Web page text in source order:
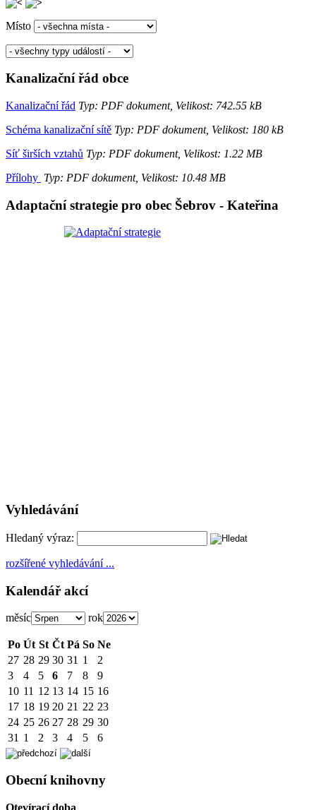
Místo
Kanalizační řád obce
Kanalizační řád Typ: PDF dokument, Velikost: 742.55 kB
Schéma kanalizační sítě Typ: PDF dokument, Velikost: 180 kB
Síť širších vztahů Typ: PDF dokument, Velikost: 1.22 MB
Přílohy Typ: PDF dokument, Velikost: 10.48 MB
Adaptační strategie pro obec Šebrov - Kateřina
Vyhledávání
Hledaný výraz:
rozšířené vyhledávání ...
Kalendář akcí
měsíc rok
Po Út St Čt Pá So Ne
27 28 29 30 31 1
2
3
4 5 6 7 8
9
10 11 12 13 14 15 16
17 18 19 20 21 22 23
24 25 26 27 28 29 30
31 1 2 3 4 5 6
Obecní knihovny
Otevírací doba